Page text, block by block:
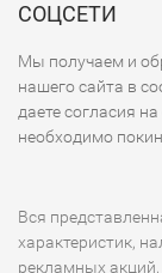
СОЦСЕТИ
Мы получаем и
нашего сайта в
даете согласия
необходимо
Вся
характеристик,
рекламных